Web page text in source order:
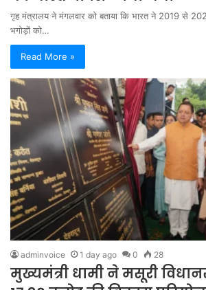
गृह मंत्रालय ने मंगलवार को बताया कि भारत ने 2019 से
भगोड़ों को…
Read More »
adminvoice 1 day ago 0 28
मुख्यमंत्री धामी ने मसूरी